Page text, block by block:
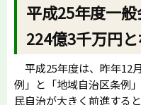
平成25年度一般
224億3千万円と
平成25年度は、昨年12
例」と「地域自治区条例
民自治が大きく前進する